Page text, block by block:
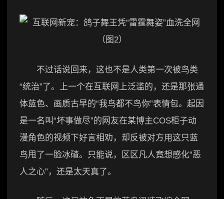
不过话说回来，这也不是人类第一次被鸟类
“统治”了。上一个在互联网上泛滥的，还是那张通
体蓝色、画质古早的“我鸟都不鸟你”表情包。起因
是一名叫“坏事做尽”的网友在某博主COS柜子动
漫角色的视频下好言相劝，却反被对方用这只蓝
鸟甩了一脸冰碴。只能说，区区凡人竟想感化“恶
人之心”，还是太天真了。